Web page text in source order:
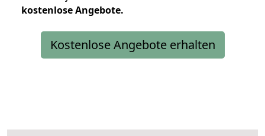
kostenloseAngebote.
Kostenlose Angebote erhalten